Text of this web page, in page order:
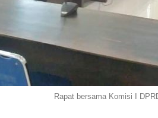
Rapat bersama Komisi I